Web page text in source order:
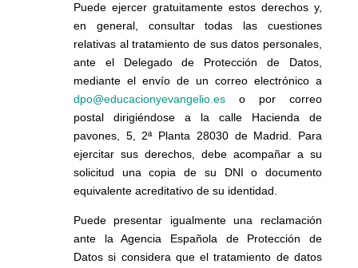
Puede ejercer gratuitamente estos derechos y,
en general, consultar todas las cuestiones
relativas al tratamiento de sus datos personales,
ante el Delegado de Protección de Datos,
mediante el envío de un correo electrónico a
dpo@educacionyevangelio.eso por correo
postal dirigiéndose a la calle Hacienda de
pavones, 5, 2ª Planta 28030 de Madrid. Para
ejercitar sus derechos, debe acompañar a su
solicitud una copia de su DNI o documento
equivalente acreditativo de su identidad.
Puede presentar igualmente una reclamación
ante la Agencia Española de Protección de
Datos si considera que el tratamiento de datos